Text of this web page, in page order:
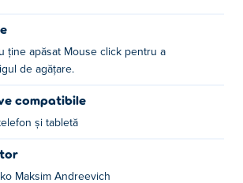
ține apăsat Mouse click pentru a
de agățare.
compatibile
și tabletă
Maksim Andreevich